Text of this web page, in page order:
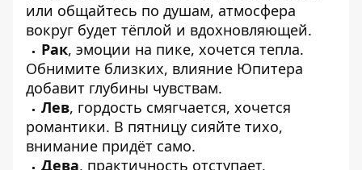
или общайтесь по душам, атмосфера
вокруг будет тёплой и вдохновляющей.
Рак, эмоции на пике, хочется тепла.
Обнимите близких, влияние Юпитера
добавит глубины чувствам.
Лев, гордость смягчается, хочется
романтики. В пятницу сияйте тихо,
внимание придёт само.
Дева, практичность отступает,